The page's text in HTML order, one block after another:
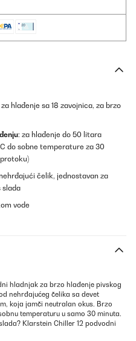
hlađenje sa 18 zavojnica, za brzo
: za hlađenje do 50 litara
do sobne temperature za 30
čelik, jednostavan za
slada
vode
hladnjak za brzo hlađenje pivskog
nehrđajućeg čelika sa devet
koja jamči neutralan okus. Brzo
temperaturu u samo 30 minuta.
Klarstein Chiller 12 podvodni